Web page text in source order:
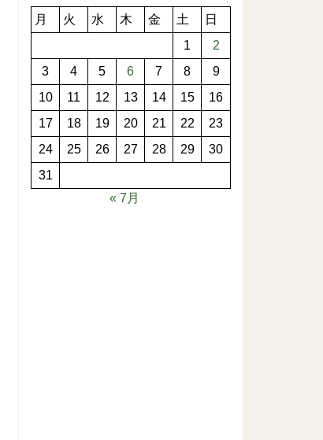
月 火 水 木 金 土
日
1
2
3
4 5 6 7 8
9
10
11 12 13 14 15
16
17
18 19 20 21 22
23
24
25 26 27 28 29
30
31
« 7月